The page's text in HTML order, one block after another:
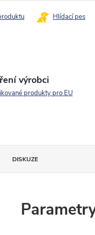
Hlídací pes
výrobci
produkty pro EU
DISKUZE